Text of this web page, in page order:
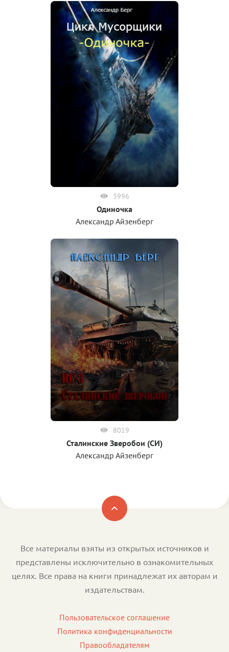
3996
Одиночка
Александр Айзенберг
8019
Сталинские Зверобои (СИ)
Александр Айзенберг
Все материалы взяты из открытых источников и
представлены исключительно в ознакомительных
целях. Все права на книги принадлежат их авторам и
издательствам.
Пользовательское соглашение
Политика конфиденциальности
Правообладателям